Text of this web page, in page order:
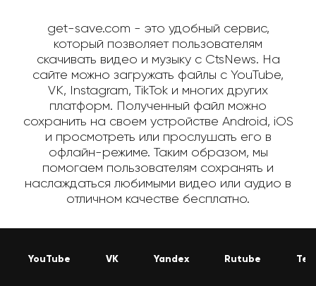
get-save.com - это удобный сервис,
который позволяет пользователям
скачивать видео и музыку с CtsNews. На
сайте можно загружать файлы с YouTube,
VK, Instagram, TikTok и многих других
платформ. Полученный файл можно
сохранить на своем устройстве Android, iOS
и просмотреть или прослушать его в
офлайн-режиме. Таким образом, мы
помогаем пользователям сохранять и
наслаждаться любимыми видео или аудио в
отличном качестве бесплатно.
YouTube VK Yandex Rutube